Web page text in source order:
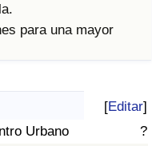
para una mayor
[Editar]
Urbano
?
País